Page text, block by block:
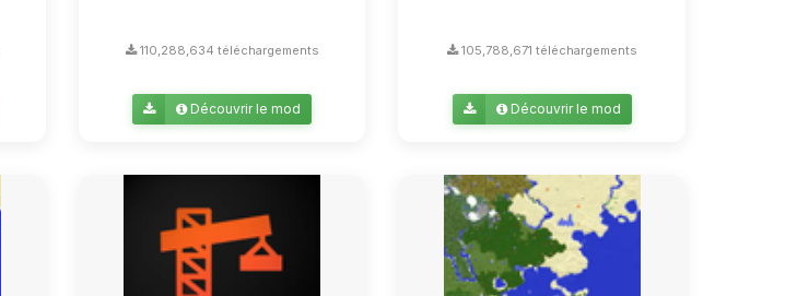
110,288,634 téléchargements
Découvrir le mod
105,788,671 téléchargements
Découvrir le mod